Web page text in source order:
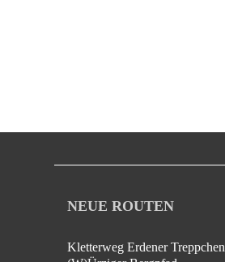
NEUE ROUTEN
Kletterweg Erdener Treppchen